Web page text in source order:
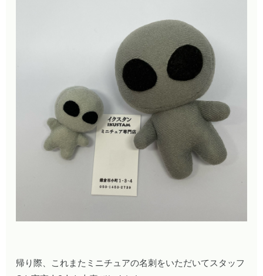
帰り際、これまたミニチュアの名刺をいただいてスタッフ